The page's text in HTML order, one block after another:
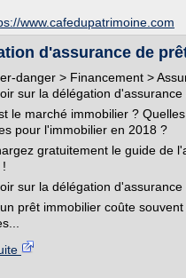
www.cafedupatrimoine.com
d'assurance de
danger > Financement >
sur la délégation
le marché immobilier ?
pour l'immobilier en 2018 ?
gratuitement le guide de
sur la délégation
prêt immobilier coûte souvent